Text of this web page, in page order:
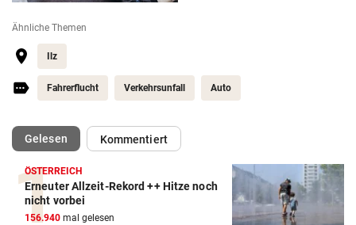
Ähnliche Themen
Ilz
Fahrerflucht Verkehrsunfall Auto
Gelesen(ausgewählt)Kommentiert
ÖSTERREICH
Erneuter Allzeit-Rekord ++ Hitze noch
nicht vorbei
156.940 mal gelesen